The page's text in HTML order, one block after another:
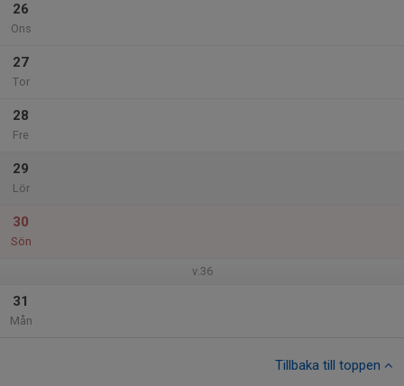
26
Ons
27
Tor
28
Fre
29
Lör
30
Sön
v.36
31
Mån
Tillbaka till toppen